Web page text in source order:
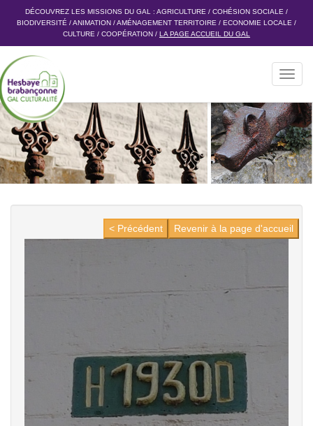
DÉCOUVREZ LES MISSIONS DU GAL : AGRICULTURE / COHÉSION SOCIALE /
BIODIVERSITÉ /ANIMATION /AMÉNAGEMENT TERRITOIRE / ECONOMIE LOCALE /
CULTURE / COOPÉRATION / LA PAGE ACCUEIL DU GAL
Revenir à la page d'accueil
< Précédent